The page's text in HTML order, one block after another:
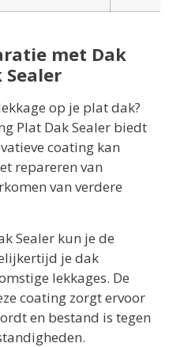
met Dak
Sealer
op je plat dak?
Plat Dak Sealer biedt
coating kan
repareren van
van verdere
Sealer kun je de
je dak
lekkages. De
coating zorgt ervoor
en bestand is tegen